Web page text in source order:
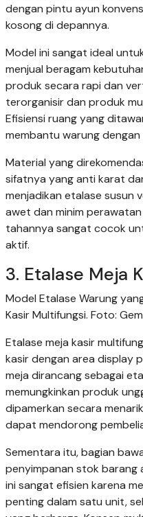
dengan pintu ayun
kosong di depannya.
Model ini sangat ideal
menjual beragam
produk secara rapi dan
terorganisir dan produk
Efisiensi ruang yang
membantu warung
Material yang
sifatnya yang anti karat
menjadikan etalase susun
awet dan minim
tahannya sangat cocok
aktif.
3. Etalase Meja
Model Etalase Warung
Kasir Multifungsi. Foto:
Etalase meja kasir
kasir dengan area display
meja dirancang sebagai
memungkinkan produk
dipamerkan secara
dapat mendorong
Sementara itu, bagian
penyimpanan stok barang
ini sangat efisien karena
penting dalam satu unit,